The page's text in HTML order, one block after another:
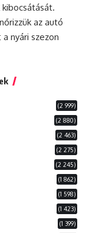
az autó
nyári szezon
(2 999)
(2 880)
(2 463)
(2 275)
(2 245)
(1 862)
(1 598)
(1 423)
(1 399)